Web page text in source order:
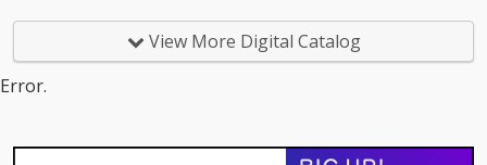
イスピードkawaiiロッ
クチューンです。
View More Digital Catalog
Error.